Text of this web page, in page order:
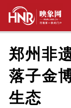
郑州非
落子金
生态